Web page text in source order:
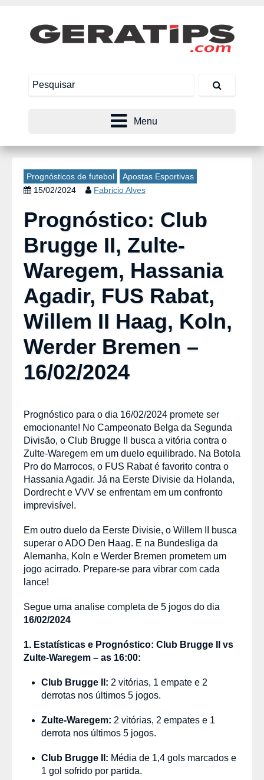
Menu
Prognósticos de futebol
Apostas Esportivas
15/02/2024
Fabricio Alves
Prognóstico: Club
Brugge II, Zulte-
Waregem, Hassania
Agadir, FUS Rabat,
Willem II Haag, Koln,
Werder Bremen –
16/02/2024
Prognóstico para o dia 16/02/2024 promete ser
emocionante! No Campeonato Belga da Segunda
Divisão, o Club Brugge II busca a vitória contra o
Zulte-Waregem em um duelo equilibrado. Na Botola
Pro do Marrocos, o FUS Rabat é favorito contra o
Hassania Agadir. Já na Eerste Divisie da Holanda,
Dordrecht e VVV se enfrentam em um confronto
imprevisível.
Em outro duelo da Eerste Divisie, o Willem II busca
superar o ADO Den Haag. E na Bundesliga da
Alemanha, Koln e Werder Bremen prometem um
jogo acirrado. Prepare-se para vibrar com cada
lance!
Segue uma analise completa de 5 jogos do dia
16/02/2024
1. Estatísticas e Prognóstico: Club Brugge II vs
Zulte-Waregem – as 16:00:
Club Brugge II: 2 vitórias, 1 empate e 2
derrotas nos últimos 5 jogos.
Zulte-Waregem: 2 vitórias, 2 empates e 1
derrota nos últimos 5 jogos.
Club Brugge II: Média de 1,4 gols marcados e
1 gol sofrido por partida.